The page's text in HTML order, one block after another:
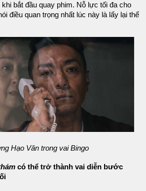
bắt đầu quay phim. Nỗ lực tối đa cho
điều quan trọng nhất lúc này là lấy lại thể
Hạo Văn trong vai Bingo
có thể trở thành vai diễn bước